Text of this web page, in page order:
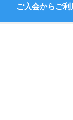
ご入会からご利